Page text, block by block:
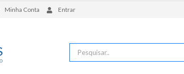
Minha Conta Entrar